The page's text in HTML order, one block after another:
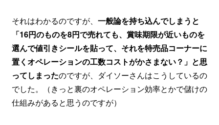
それはわかるのですが、 一般論を持ち込んでしまうと
「16円のものを8円で売れても、賞味期限が近いものを
選んで値引きシールを貼って、それを特売品コーナーに
置くオペレーションの工数コストがかさまない？」と思
ってしまったのですが、ダイソーさんはこうしているの
でした。（きっと裏のオペレーション効率とかで儲けの
仕組みがあると思うのですが）